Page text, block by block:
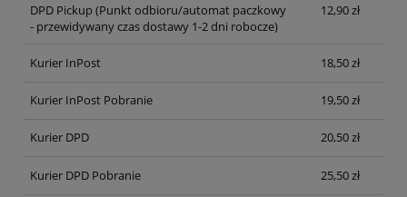
DPD Pickup(Punkt odbioru/automat paczkowy
- przewidywany czas dostawy 1-2 dni robocze)
12,90 zł
Kurier InPost 18,50 zł
Kurier InPost Pobranie 19,50 zł
Kurier DPD 20,50 zł
Kurier DPD Pobranie 25,50 zł